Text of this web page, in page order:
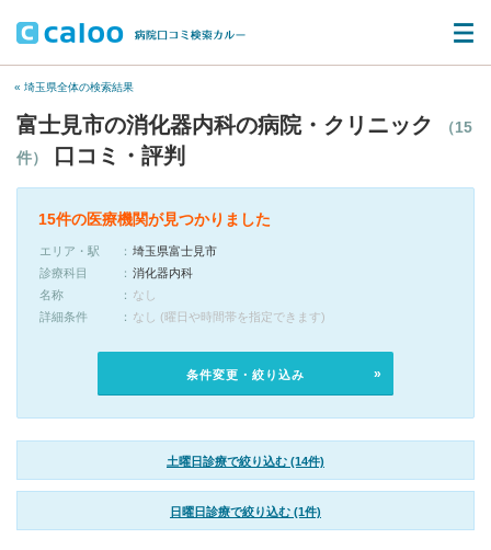
« 埼玉県全体の検索結果
富士見市の消化器内科の病院・クリニック
（15
件）
口コミ・評判
15件の医療機関が見つかりました
エリア・駅
埼玉県富士見市
診療科目
消化器内科
名称
なし
詳細条件
なし (曜日や時間帯を指定できます)
条件変更・絞り込み
土曜日診療で絞り込む (14件)
日曜日診療で絞り込む (1件)